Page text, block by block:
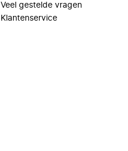
Veel gestelde vragen
Klantenservice